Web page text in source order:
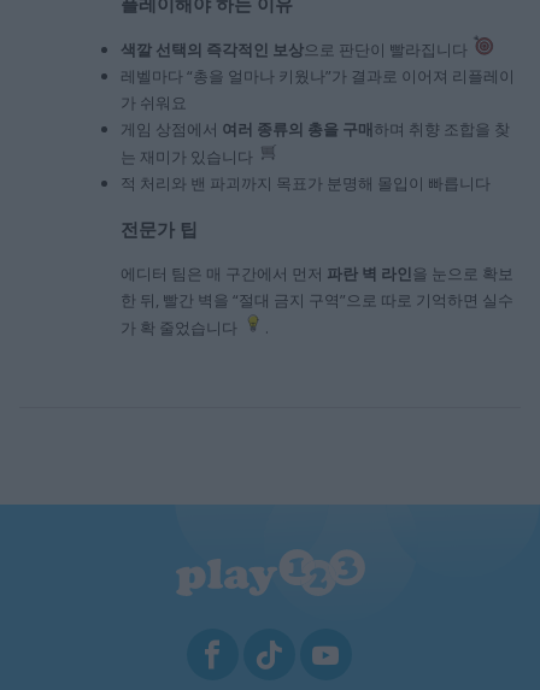
색깔 선택의 즉각적인 보상으로 판단이 빨라집니다
레벨마다 “총을 얼마나 키웠나”가 결과로 이어져 리플레이
가 쉬워요
게임 상점에서 여러 종류의 총을 구매하며 취향 조합을 찾
는 재미가 있습니다
적 처리와 밴 파괴까지 목표가 분명해 몰입이 빠릅니다
전문가 팁
에디터 팀은 매 구간에서 먼저 파란 벽 라인 을 눈으로 확보
한 뒤, 빨간 벽을 “절대 금지 구역”으로 따로 기억하면 실수
가 확 줄었습니다
.